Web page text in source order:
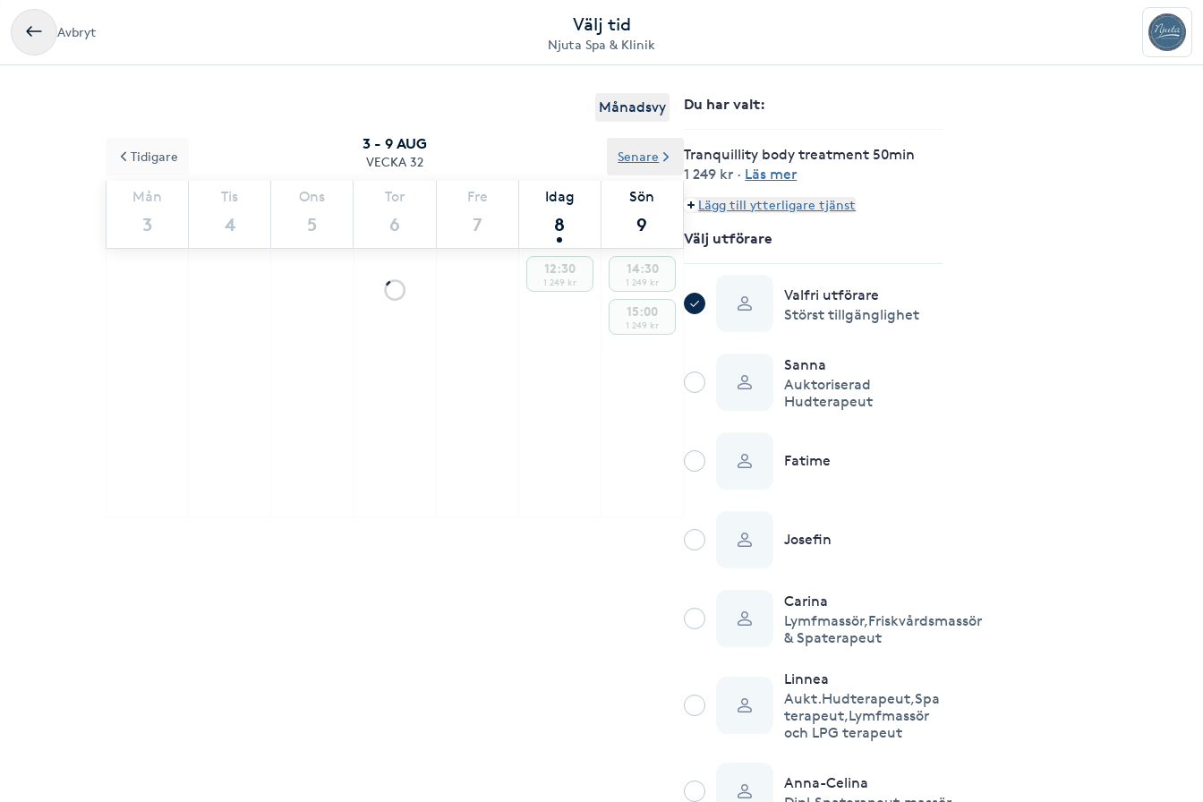
Avbryt Välj tid
Njuta Spa & Klinik
Månadsvy
3 - 9 AUG
VECKA 32
Mån
3
Tis
4
Ons
5
Tor
6
Fre
7
Idag
8
Sön
9
Tidigare Senare
12:30
1 249 kr
14:30
1 249 kr
15:00
1 249 kr
Du har valt:
Tranquillity body treatment 50min
1 249 kr · Läs mer
Lägg till ytterligare tjänst
Välj utförare
Valfri utförare
Störst tillgänglighet
Sanna
Auktoriserad
Hudterapeut
Fatime
Josefin
Carina
Lymfmassör,Friskvårdsmassör
& Spaterapeut
Linnea
Aukt.Hudterapeut,Spa
terapeut,Lymfmassör
och LPG terapeut
Anna-Celina